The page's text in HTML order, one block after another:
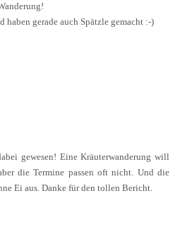
haben gerade auch Spätzle gemacht :-)
gewesen! Eine Kräuterwanderung will
die Termine passen oft nicht. Und die
Ei aus. Danke für den tollen Bericht.